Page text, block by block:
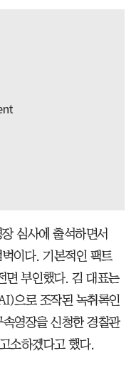
심사에 출석하면서
이다. 기본적인 팩트
면 부인했다. 김 대표는
으로 조작된 녹취록인
영장을 신청한 경찰관
소하겠다고 했다.